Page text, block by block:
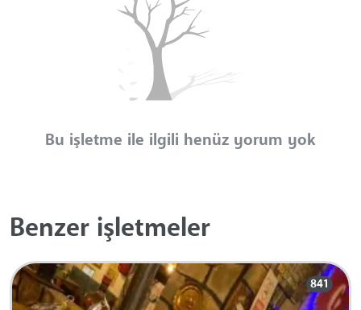
Bu işletme ile ilgili henüz yorum yok
Benzer işletmeler
841